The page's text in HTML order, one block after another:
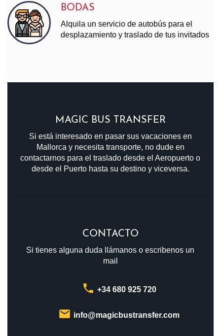
BODAS
Alquila un servicio de autobús para el
desplazamiento y traslado de tus invitados
MAGIC BUS TRANSFER
Si está interesado en pasar sus vacaciones en
Mallorca y necesita transporte, no dude en
contactarnos para el traslado desde el Aeropuerto o
desde el Puerto hasta su destino y viceversa.
CONTACTO
Si tienes alguna duda llámanos o escribenos un
mail
phone +34 680 925 720
email info@magicbustransfer.com